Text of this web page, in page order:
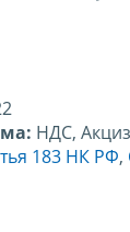
НДС,
183 НК РФ,